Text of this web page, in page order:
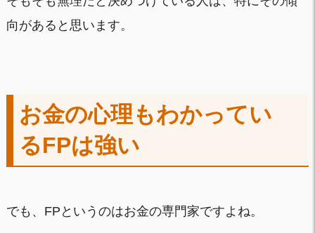
向があると思います。
お金の心理もわかってい
るFPは強い
でも、FPというのはお金の専門家ですよね。